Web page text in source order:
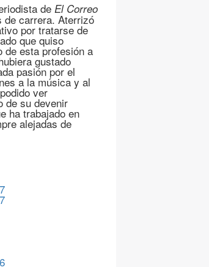
deEl Correo
de carrera. Aterrizó
por tratarse de
que quiso
de esta profesión a
gustado
pasión por el
a la música y al
ver
de su devenir
ha trabajado en
alejadas de